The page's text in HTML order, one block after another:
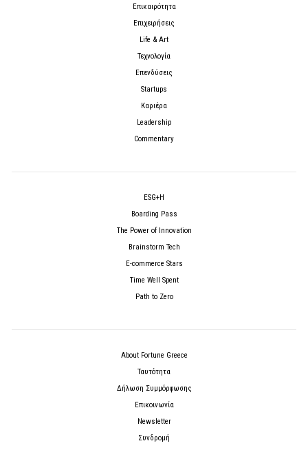
Επικαιρότητα
Επιχειρήσεις
Life & Art
Τεχνολογία
Επενδύσεις
Startups
Καριέρα
Leadership
Commentary
ESG+H
Boarding Pass
The Power of Innovation
Brainstorm Tech
E-commerce Stars
Time Well Spent
Path to Zero
About Fortune Greece
Ταυτότητα
Δήλωση Συμμόρφωσης
Επικοινωνία
Newsletter
Συνδρομή